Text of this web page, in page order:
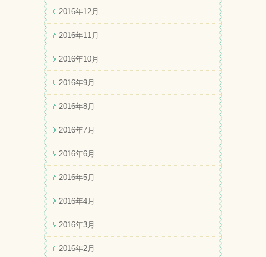
2016年12月
2016年11月
2016年10月
2016年9月
2016年8月
2016年7月
2016年6月
2016年5月
2016年4月
2016年3月
2016年2月